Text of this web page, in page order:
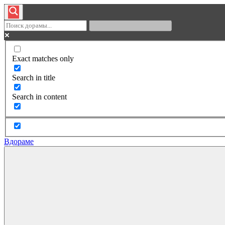
Exact matches only
Search in title
Search in content
Вдораме